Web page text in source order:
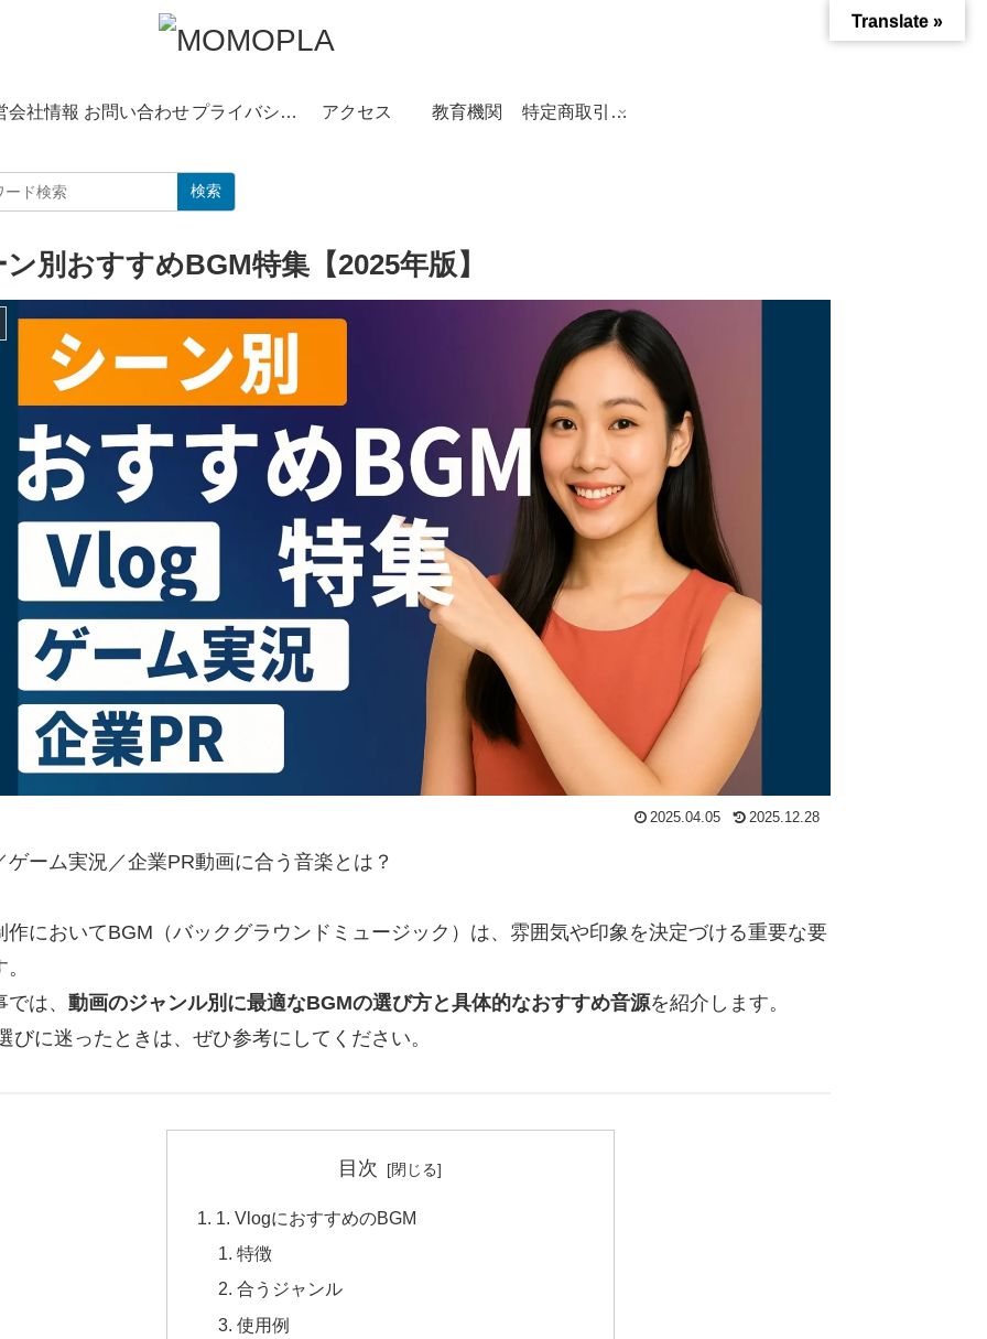
会社情報 お問い合わせ プライバシーポリシー アクセス 教育機関 特定商取引法に基づく表記
検索
別おすすめBGM特集【2025年版】
2025.04.05 2025.12.28
ゲーム実況／企業PR動画に合う音楽とは？
作においてBGM（バックグラウンドミュージック）は、雰囲気や印象を決定づける重要な要
は、 動画のジャンル別に最適なBGMの選び方と具体的なおすすめ音源を紹介します。
びに迷ったときは、ぜひ参考にしてください。
目次
1. VlogにおすすめのBGM
特徴
合うジャンル
使用例
Translate »